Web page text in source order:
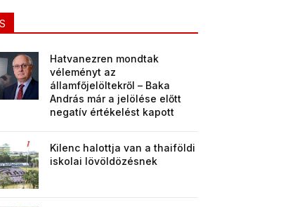
Hatvanezren mondtak
véleményt az
államfőjelöltekről – Baka
András már a jelölése előtt
negatív értékelést kapott
Kilenc halottja van a thaiföldi
iskolai lövöldözésnek